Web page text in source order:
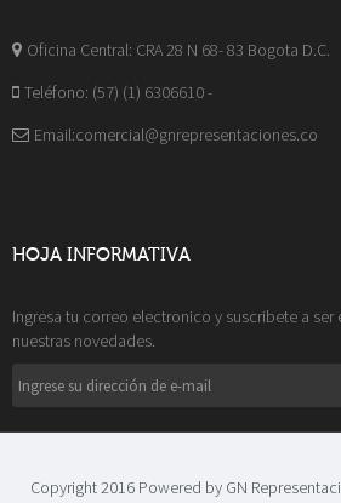
Oficina Central: CRA 28 N 68- 83 Bogota D.C.
Teléfono: (57) (1) 6306610 -
Email:comercial@gnrepresentaciones.co
HOJA INFORMATIVA
Ingresa tu correo electronico y suscribete a
nuestras novedades.
Copyright 2016 Powered by GN